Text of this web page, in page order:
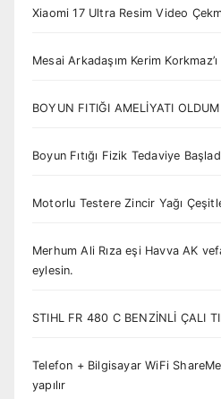
Xiaomi 17 Ultra Resim Video
Mesai Arkadaşım Kerim
BOYUN FITIĞI AMELİYATI OLDUM
Boyun Fıtığı Fizik Tedaviye
Motorlu Testere Zincir Yağı
Merhum Ali Rıza eşi Havva AK
eylesin.
STIHL FR 480 C BENZİNLİ ÇALI
Telefon + Bilgisayar WiFi ShareMe
yapılır